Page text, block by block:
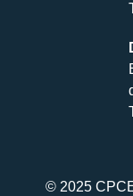
© 2025